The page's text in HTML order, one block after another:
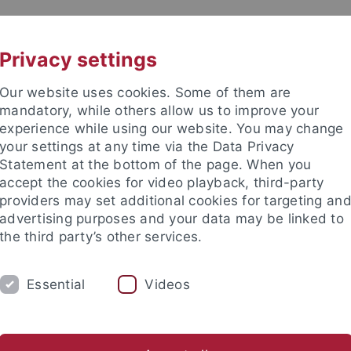
Fakultät
INTERNATIONAL
Privacy settings
Our website uses cookies. Some of them are
mandatory, while others allow us to improve your
experience while using our website. You may change
your settings at any time via the Data Privacy
Statement at the bottom of the page. When you
accept the cookies for video playback, third-party
providers may set additional cookies for targeting and
advertising purposes and your data may be linked to
the third party’s other services.
Essential Videos